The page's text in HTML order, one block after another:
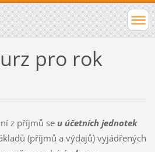
pro rok
z příjmů se u účetních jednotek
(příjmů a výdajů) vyjádřených